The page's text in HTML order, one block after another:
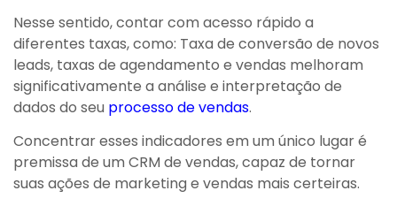
Nesse sentido, contar com acesso rápido a
diferentes taxas, como: Taxa de conversão de novos
leads, taxas de agendamento e vendas melhoram
significativamente a análise e interpretação de
dados do seu processo de vendas.
Concentrar esses indicadores em um único lugar é
premissa de um CRM de vendas, capaz de tornar
suas ações de marketing e vendas mais certeiras.